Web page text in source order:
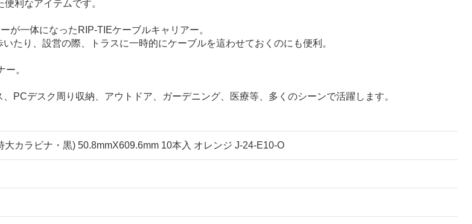
利なアイテムです。
が一体になったRIP-TIEケーブルキャリアー。
たり、設営の際、トラスに一時的にケーブルを這わせておくのにも便利。
。
PCデスク周り収納、アウトドア、ガーデニング、医療等、多くのシーンで活躍します。
大カラビナ・黒) 50.8mmX609.6mm 10本入 オレンジ J-24-E10-O